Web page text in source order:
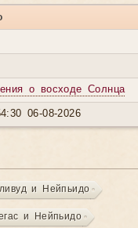
о восходе Солнца
06-08-2026
и Нейпьидо
и Нейпьидо